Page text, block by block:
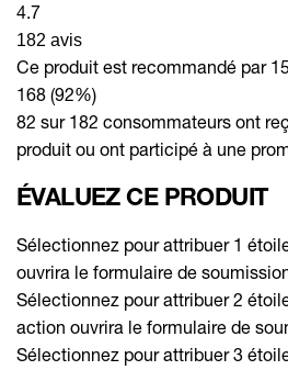
4.7
182 avis
Ce produit est recommandé par
168 (92%)
82 sur 182 consommateurs ont
produit ou ont participé à une
ÉVALUEZ CE PRODUIT
Sélectionnez pour attribuer 1
ouvrira le formulaire de
Sélectionnez pour attribuer 2
action ouvrira le formulaire de
Sélectionnez pour attribuer 3